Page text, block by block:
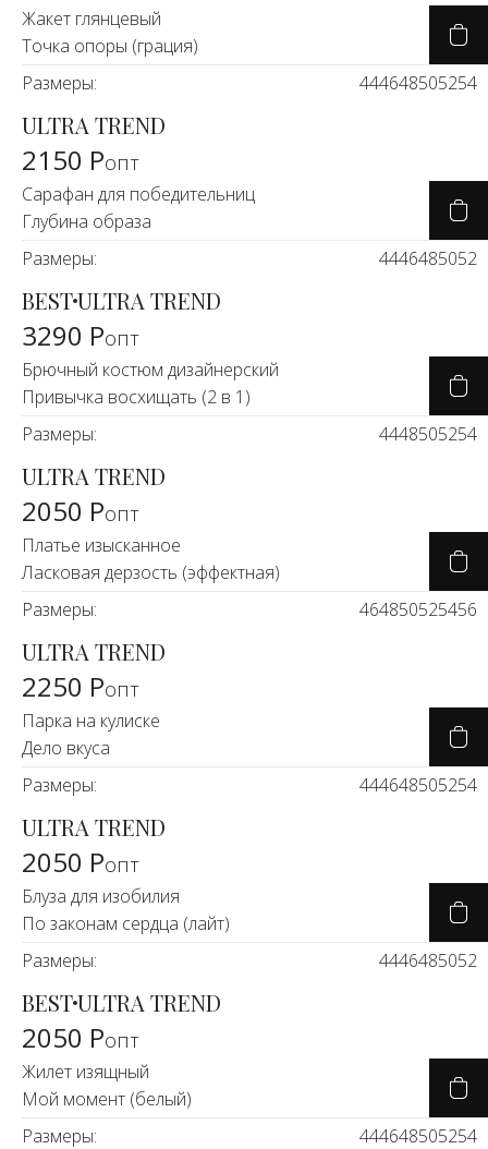
Жакет глянцевый
Точка опоры (грация)
Размеры:
444648505254
ULTRA TREND
2150 Ропт
Сарафан для победительниц
Глубина образа
Размеры:
4446485052
BESTULTRA TREND
3290 Ропт
Брючный костюм дизайнерский
Привычка восхищать (2 в 1)
Размеры:
4448505254
ULTRA TREND
2050 Ропт
Платье изысканное
Ласковая дерзость (эффектная)
Размеры:
464850525456
ULTRA TREND
2250 Ропт
Парка на кулиске
Дело вкуса
Размеры:
444648505254
ULTRA TREND
2050 Ропт
Блуза для изобилия
По законам сердца (лайт)
Размеры:
4446485052
BESTULTRA TREND
2050 Ропт
Жилет изящный
Мой момент (белый)
Размеры:
444648505254